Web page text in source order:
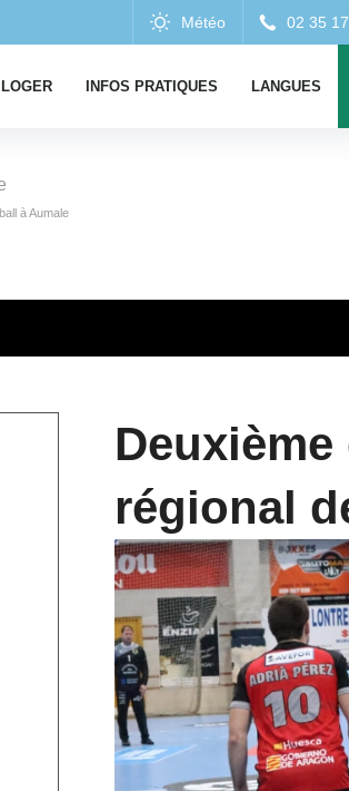
INFOS PRATIQUES LANGUES
à Aumale
régional